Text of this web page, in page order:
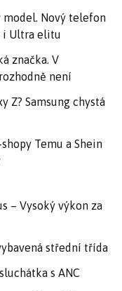
model. Nový telefon
i Ultra elitu
značka. V
není
Z? Samsung chystá
Temu a Shein
– Vysoký výkon za
střední třída
s ANC